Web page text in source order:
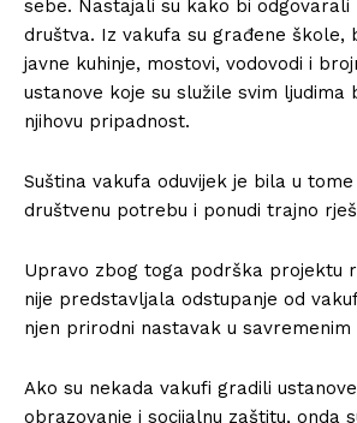
sebe. Nastajali su kako bi
društva. Iz vakufa su građene škole,
javne kuhinje, mostovi, vodovodi i
ustanove koje su služile svim ljudima
njihovu pripadnost.
Suština vakufa oduvijek je bila u
društvenu potrebu i ponudi trajno
Upravo zbog toga podrška projektu
nije predstavljala odstupanje od
njen prirodni nastavak u
Ako su nekada vakufi gradili
obrazovanje i socijalnu zaštitu, onda